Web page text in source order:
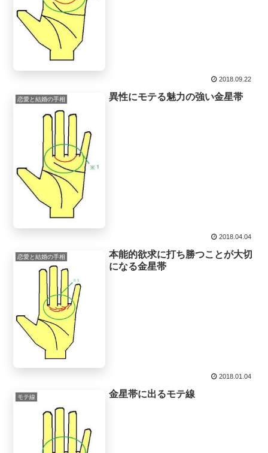
2018.09.22
恋愛と結婚の手相 異性にモテる魅力の強い金星帯
2018.04.04
恋愛と結婚の手相
本能的欲求に打ち勝つことが大切
になる金星帯
2018.01.04
モテ線 金星帯に出るモテ線